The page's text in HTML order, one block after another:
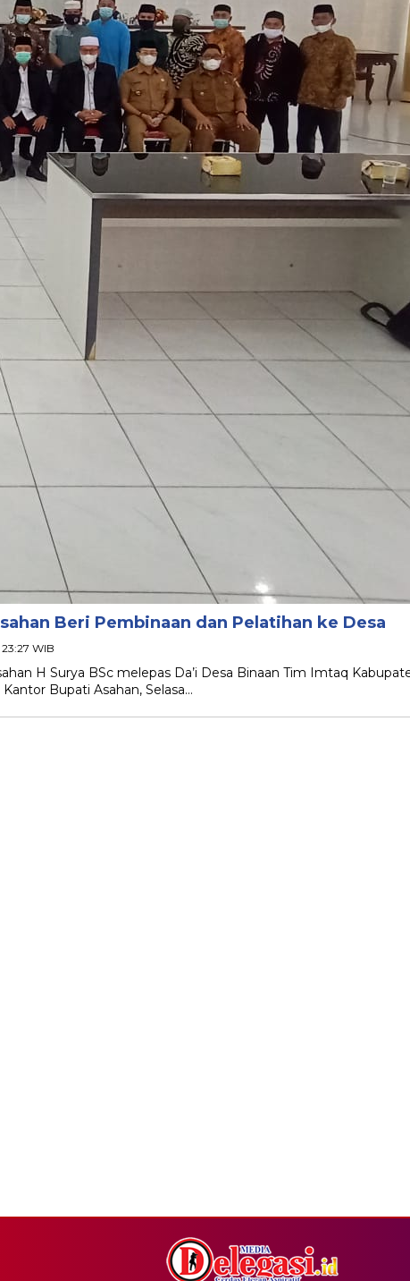
Beri Pembinaan dan Pelatihan ke Desa
23:27 WIB
H Surya BSc melepas Da’i Desa Binaan Tim Imtaq
Bupati Asahan, Selasa…